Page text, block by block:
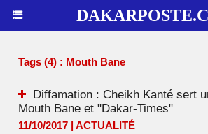
Tags (4) : Mouth Bane
Diffamation : Cheikh Kanté sert
Mouth Bane et "Dakar-Times"
11/10/2017 | ACTUALITÉ